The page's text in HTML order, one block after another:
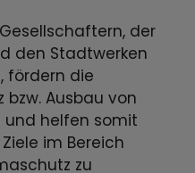
der
den Stadtwerken
fördern die
bzw. Ausbau von
und helfen somit
im Bereich
zu